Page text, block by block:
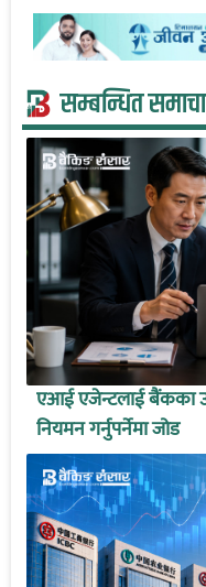
सम्बन्धित
एआई एजेन्टलाई बैंकका
नियमन गर्नुपर्नेमा जोड